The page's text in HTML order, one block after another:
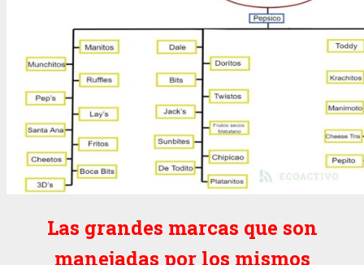
Las grandes marcas que son
manejadas por los mismos